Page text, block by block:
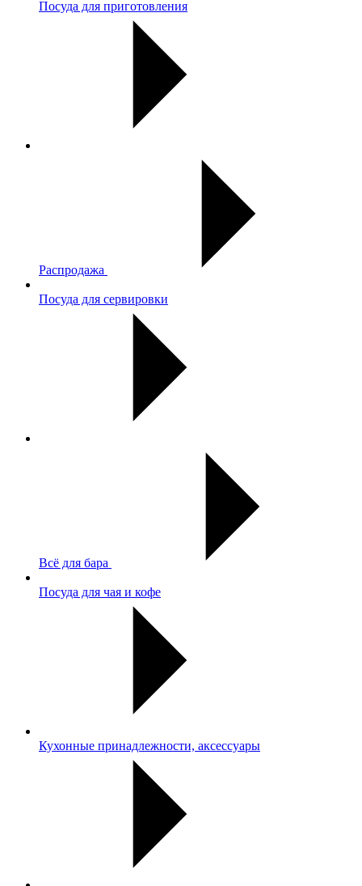
Посуда для приготовления
Распродажа
Посуда для сервировки
Всё для бара
Посуда для чая и кофе
Кухонные принадлежности, аксессуары